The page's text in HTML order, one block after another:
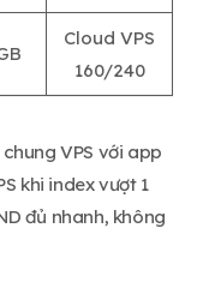
Cloud VPS
160/240
VPS với app
khi index vượt 1
đủ nhanh, không